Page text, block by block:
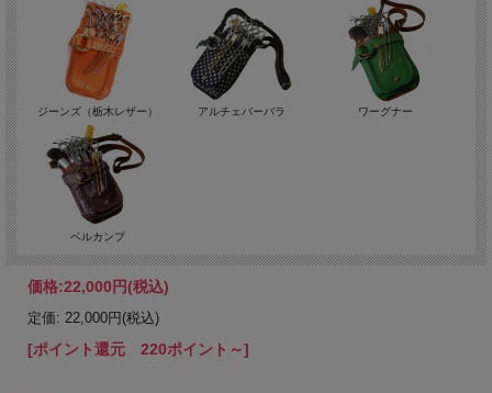
ジーンズ（栃木レザー） アルチェバーバラ ワーグナー
ベルカンプ
価格:22,000円(税込)
定価: 22,000円(税込)
[ポイント還元 220ポイント～]